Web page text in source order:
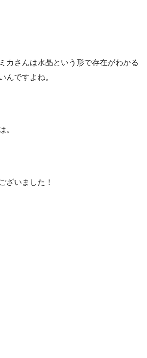
カさんは水晶という形で存在がわかる
んですよね。
。
ざいました！